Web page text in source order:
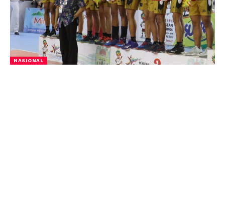
NASIONAL